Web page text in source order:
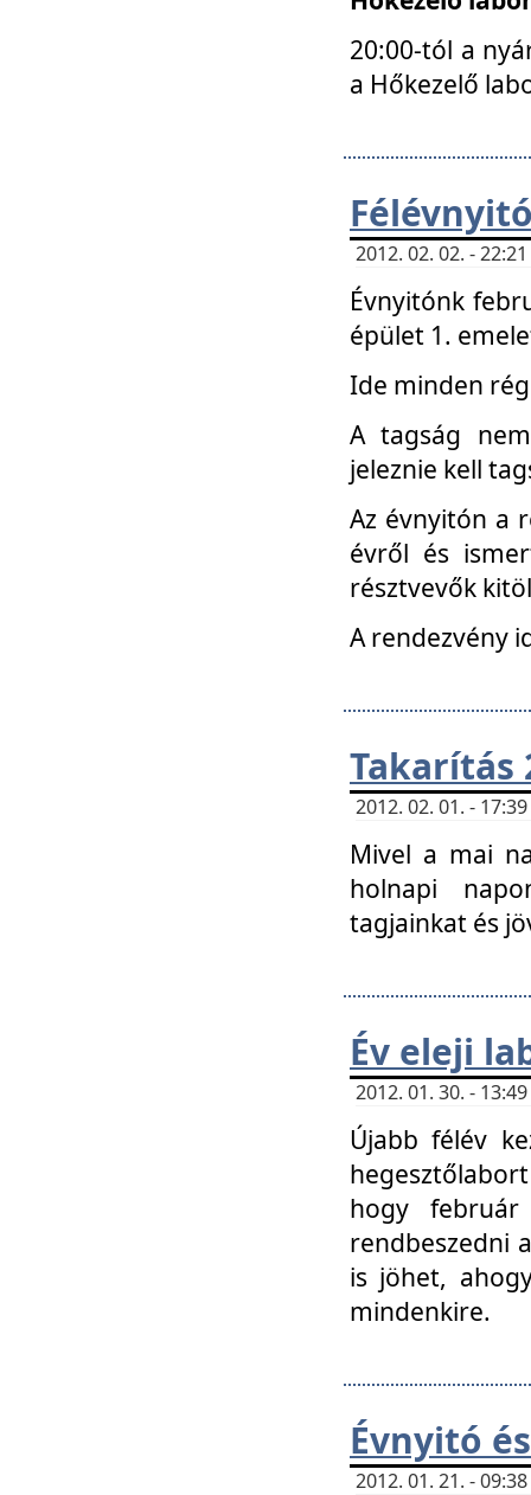
20:00-tól a
a Hőkezelő
2012. 02. 02. -
Évnyitónk
épület 1.
Ide minden
A tagság
jeleznie kell
Az évnyitón a
évről és
résztvevők
A rendezvény
Takarítás
2012. 02. 01. -
Mivel a mai
holnapi
tagjainkat és
Év eleji
2012. 01. 30. -
Újabb félév
hogy
rendbeszedni
is jöhet,
mindenkire.
Évnyitó
2012. 01. 21. -